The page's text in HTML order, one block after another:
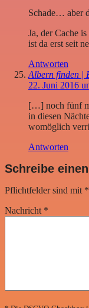
Schade… aber
Ja, der Cache
ist da erst seit
Antworten
Albern finden |
22. Juni 2016
[…] noch fünf
in diesen
womöglich
Antworten
Schreibe
Pflichtfelder sind mit *
Nachricht *